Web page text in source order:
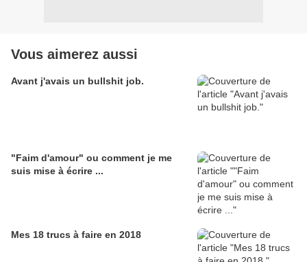
Vous aimerez aussi
Avant j'avais un bullshit job.
"Faim d'amour" ou comment je me
suis mise à écrire ...
Mes 18 trucs à faire en 2018